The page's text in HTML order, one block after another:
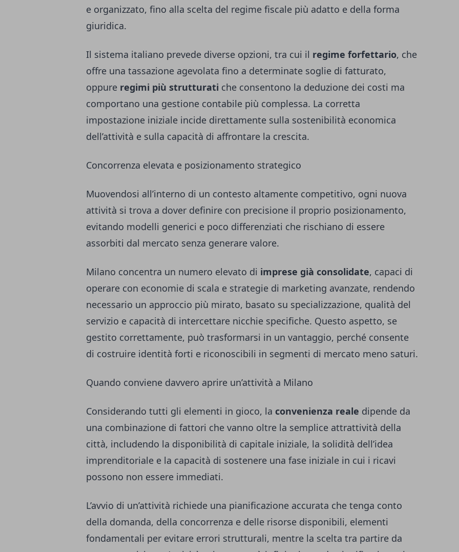
e organizzato, fino alla scelta del regime fiscale più adatto e della forma
giuridica.
Il sistema italiano prevede diverse opzioni, tra cui il regime forfettario, che
offre una tassazione agevolata fino a determinate soglie di fatturato,
oppure regimi più strutturati che consentono la deduzione dei costi ma
comportano una gestione contabile più complessa. La corretta
impostazione iniziale incide direttamente sulla sostenibilità economica
dell’attività e sulla capacità di affrontare la crescita.
Concorrenza elevata e posizionamento strategico
Muovendosi all’interno di un contesto altamente competitivo, ogni nuova
attività si trova a dover definire con precisione il proprio posizionamento,
evitando modelli generici e poco differenziati che rischiano di essere
assorbiti dal mercato senza generare valore.
Milano concentra un numero elevato di imprese già consolidate, capaci di
operare con economie di scala e strategie di marketing avanzate, rendendo
necessario un approccio più mirato, basato su specializzazione, qualità del
servizio e capacità di intercettare nicchie specifiche. Questo aspetto, se
gestito correttamente, può trasformarsi in un vantaggio, perché consente
di costruire identità forti e riconoscibili in segmenti di mercato meno saturi.
Quando conviene davvero aprire un’attività a Milano
Considerando tutti gli elementi in gioco, la convenienza reale dipende da
una combinazione di fattori che vanno oltre la semplice attrattività della
città, includendo la disponibilità di capitale iniziale, la solidità dell’idea
imprenditoriale e la capacità di sostenere una fase iniziale in cui i ricavi
possono non essere immediati.
L’avvio di un’attività richiede una pianificazione accurata che tenga conto
della domanda, della concorrenza e delle risorse disponibili, elementi
fondamentali per evitare errori strutturali, mentre la scelta tra partire da